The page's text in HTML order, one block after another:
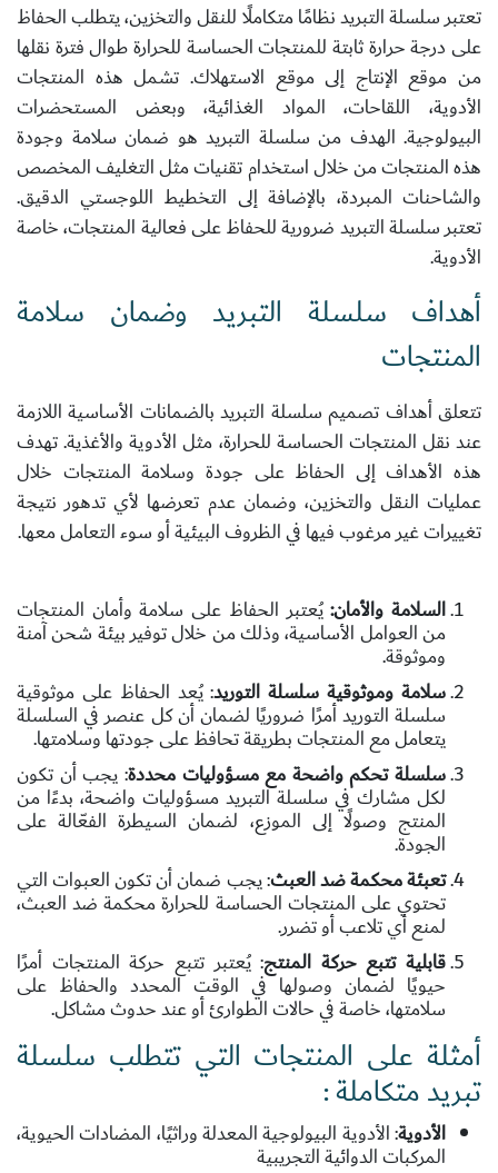
تعتبر سلسلة التبريد نظامًا متكاملًا للنقل والتخزين، يتطلب الحفاظ
على درجة حرارة ثابتة للمنتجات الحساسة للحرارة طوال فترة نقلها
من موقع الإنتاج إلى موقع الاستهلاك. تشمل هذه المنتجات
الأدوية، اللقاحات، المواد الغذائية، وبعض المستحضرات
البيولوجية. الهدف من سلسلة التبريد هو ضمان سلامة وجودة
هذه المنتجات من خلال استخدام تقنيات مثل التغليف المخصص
والشاحنات المبردة، بالإضافة إلى التخطيط اللوجستي الدقيق.
تعتبر سلسلة التبريد ضرورية للحفاظ على فعالية المنتجات، خاصة
الأدوية.
أهداف سلسلة التبريد وضمان سلامة
المنتجات
تتعلق أهداف تصميم سلسلة التبريد بالضمانات الأساسية اللازمة
عند نقل المنتجات الحساسة للحرارة، مثل الأدوية والأغذية. تهدف
هذه الأهداف إلى الحفاظ على جودة وسلامة المنتجات خلال
عمليات النقل والتخزين، وضمان عدم تعرضها لأي تدهور نتيجة
تغييرات غير مرغوب فيها في الظروف البيئية أو سوء التعامل معها.
السلامة والأمان:يُعتبر الحفاظ على سلامة وأمان المنتجات
من العوامل الأساسية، وذلك من خلال توفير بيئة شحن آمنة
وموثوقة.
سلامة وموثوقية سلسلة التوريد: يُعد الحفاظ على موثوقية
سلسلة التوريد أمرًا ضروريًا لضمان أن كل عنصر في السلسلة
يتعامل مع المنتجات بطريقة تحافظ على جودتها وسلامتها.
سلسلة تحكم واضحة مع مسؤوليات محددة: يجب أن تكون
لكل مشارك في سلسلة التبريد مسؤوليات واضحة، بدءًا من
المنتج وصولًا إلى الموزع، لضمان السيطرة الفعّالة على
الجودة.
تعبئة محكمة ضد العبث: يجب ضمان أن تكون العبوات التي
تحتوي على المنتجات الحساسة للحرارة محكمة ضد العبث،
لمنع أي تلاعب أو تضرر.
قابلية تتبع حركة المنتج: يُعتبر تتبع حركة المنتجات أمرًا
حيويًا لضمان وصولها في الوقت المحدد والحفاظ على
سلامتها، خاصة في حالات الطوارئ أو عند حدوث مشاكل.
أمثلة على المنتجات التي تتطلب سلسلة
تبريد متكاملة :
الأدوية: الأدوية البيولوجية المعدلة وراثيًا، المضادات الحيوية،
المركبات الدوائية التجريبية